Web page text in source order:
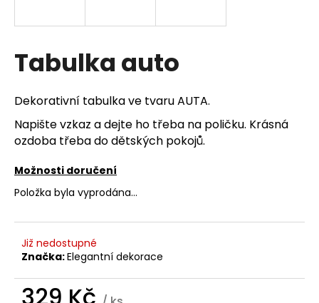
Tabulka auto
Dekorativní tabulka ve tvaru AUTA.
Napište vzkaz a dejte ho třeba na poličku. Krásná
ozdoba třeba do dětských pokojů.
Možnosti doručení
Položka byla vyprodána…
Již nedostupné
Značka:Elegantní dekorace
í
t
?
D
o
p
o